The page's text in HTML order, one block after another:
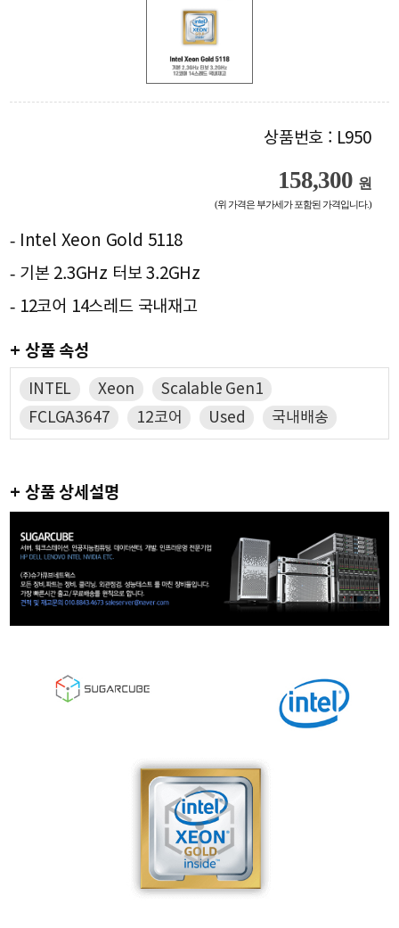
상품번호 : L950
158,300 원
(위 가격은 부가세가 포함된 가격입니다.)
- Intel Xeon Gold 5118
- 기본 2.3GHz 터보 3.2GHz
- 12코어 14스레드 국내재고
+ 상품 속성
INTEL Xeon
Scalable Gen1
FCLGA3647
12코어 Used 국내배송
+ 상품 상세설명